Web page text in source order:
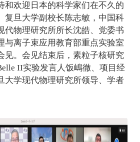
和欢迎日本的科学家们在不久的
复旦大学副校长陈志敏，中国科
代物理研究所所长沈皓、党委书
与离子束应用教育部重点实验室
见。会见结束后，素粒子核研究
II实验发言人饭嶋徹、项目经
大学现代物理研究所领导、学者